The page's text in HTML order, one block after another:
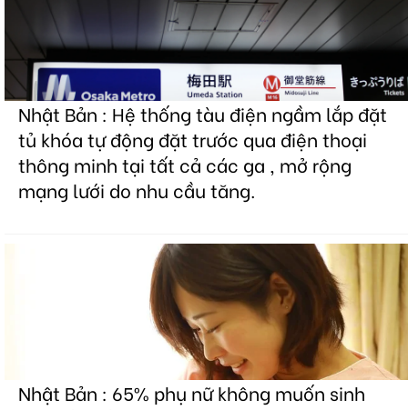
Nhật Bản : Hệ thống tàu điện ngầm lắp đặt
tủ khóa tự động đặt trước qua điện thoại
thông minh tại tất cả các ga , mở rộng
mạng lưới do nhu cầu tăng.
Nhật Bản : 65% phụ nữ không muốn sinh